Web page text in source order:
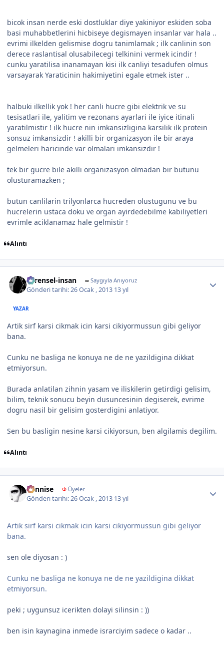
bicok insan nerde eski dostluklar diye yakiniyor eskiden soba
basi muhabbetlerini hicbiseye degismayen insanlar var hala ..
evrimi ilkelden gelismise dogru tanimlamak ; ilk canlinin son
derece raslantisal olusabilecegi telkinini vermek icindir !
cunku yaratilisa inanamayan kisi ilk canliyi tesadufen olmus
varsayarak Yaraticinin hakimiyetini egale etmek ister ..
halbuki ilkellik yok ! her canli hucre gibi elektrik ve su
tesisatlari ile, yalitim ve rezonans ayarlari ile iyice itinali
yaratilmistir ! ilk hucre nin imkansizligina karsilik ilk protein
sonsuz imkansizdir ! akilli bir organizasyon ile bir araya
gelmeleri haricinde var olmalari imkansizdir !
tek bir gucre bile akilli organizasyon olmadan bir butunu
olusturamazken ;
butun canlilarin trilyonlarca hucreden olustugunu ve bu
hucrelerin ustaca doku ve organ ayirdedebilme kabiliyetleri
evrimle aciklanamaz hale gelmistir !
Alıntı
evrensel-insan ∞Saygıyla Anıyoruz
Gönderi tarihi:26 Ocak , 2013 13 yıl
YAZAR
Artik sirf karsi cikmak icin karsi cikiyormussun gibi geliyor
bana.
Cunku ne basliga ne konuya ne de ne yazildigina dikkat
etmiyorsun.
Burada anlatilan zihnin yasam ve iliskilerin getirdigi gelisim,
bilim, teknik sonucu beyin dusuncesinin degiserek, evrime
dogru nasil bir gelisim gosterdigini anlatiyor.
Sen bu basligin nesine karsi cikiyorsun, ben algilamis degilim.
Alıntı
dennise ΦÜyeler
Gönderi tarihi:26 Ocak , 2013 13 yıl
Artik sirf karsi cikmak icin karsi cikiyormussun gibi geliyor
bana.
sen ole diyosan : )
Cunku ne basliga ne konuya ne de ne yazildigina dikkat
etmiyorsun.
peki ; uygunsuz icerikten dolayi silinsin : ))
ben isin kaynagina inmede israrciyim sadece o kadar ..